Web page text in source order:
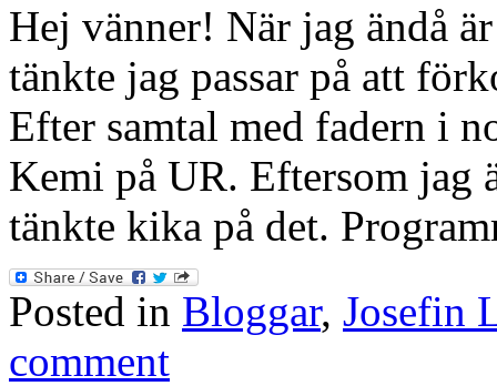
Hej vänner! När jag ändå
tänkte jag passar på att
Efter samtal med fadern i
Kemi på UR. Eftersom jag
tänkte kika på det.
Posted in Bloggar, Josefin
comment